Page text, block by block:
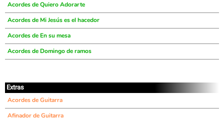
Acordes de Quiero Adorarte
Acordes de Mi Jesús es el hacedor
Acordes de En su mesa
Acordes de Domingo de ramos
Extras
Acordes de Guitarra
Afinador de Guitarra